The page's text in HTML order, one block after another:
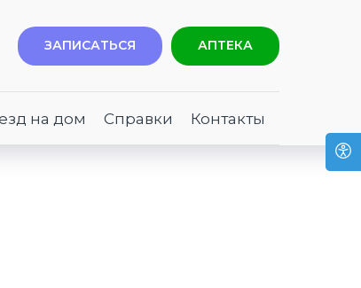
ЗАПИСАТЬСЯ АПТЕКА
на дом Справки Контакты